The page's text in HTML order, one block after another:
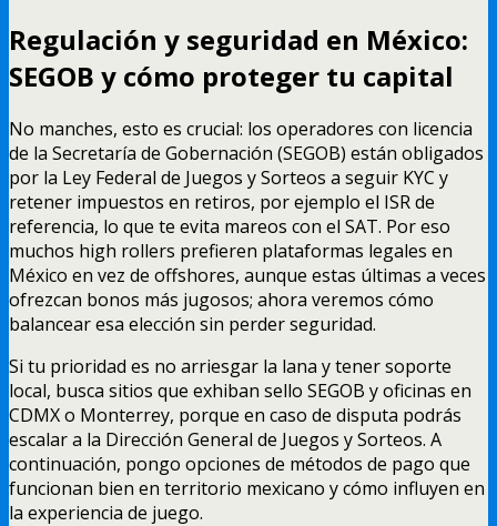
Regulación y seguridad en México:
SEGOB y cómo proteger tu capital
No manches, esto es crucial: los operadores con licencia
de la Secretaría de Gobernación (SEGOB) están obligados
por la Ley Federal de Juegos y Sorteos a seguir KYC y
retener impuestos en retiros, por ejemplo el ISR de
referencia, lo que te evita mareos con el SAT. Por eso
muchos high rollers prefieren plataformas legales en
México en vez de offshores, aunque estas últimas a veces
ofrezcan bonos más jugosos; ahora veremos cómo
balancear esa elección sin perder seguridad.
Si tu prioridad es no arriesgar la lana y tener soporte
local, busca sitios que exhiban sello SEGOB y oficinas en
CDMX o Monterrey, porque en caso de disputa podrás
escalar a la Dirección General de Juegos y Sorteos. A
continuación, pongo opciones de métodos de pago que
funcionan bien en territorio mexicano y cómo influyen en
la experiencia de juego.